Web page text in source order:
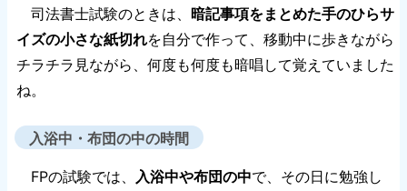
司法書士試験のときは、 暗記事項をまとめた手のひらサ
イズの小さな紙切れを自分で作って、移動中に歩きながら
チラチラ見ながら、何度も何度も暗唱して覚えていました
ね。
入浴中・布団の中の時間
FPの試験では、 入浴中や布団の中で、その日に勉強し